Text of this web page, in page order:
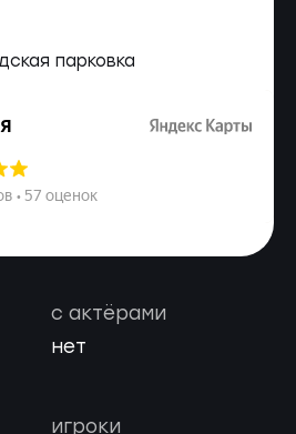
парковка
с актёрами
нет
игроки